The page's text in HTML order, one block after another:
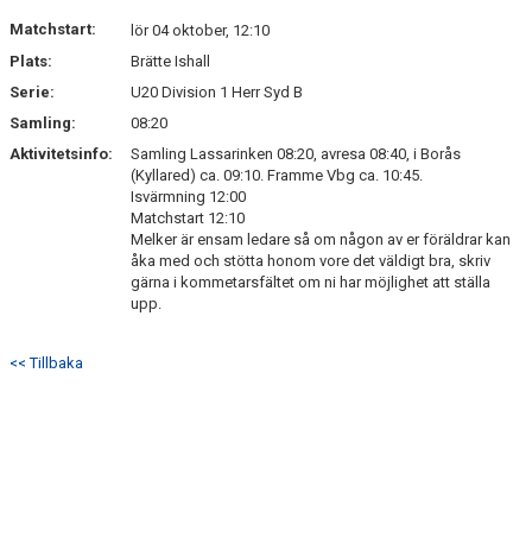
Matchstart:
lör 04 oktober, 12:10
Plats:
Brätte Ishall
Serie:
U20 Division 1 Herr Syd B
Samling:
08:20
Aktivitetsinfo:
Samling Lassarinken 08:20, avresa 08:40, i Borås
(Kyllared) ca. 09:10. Framme Vbg ca. 10:45.
Isvärmning 12:00
Matchstart 12:10
Melker är ensam ledare så om någon av er föräldrar kan
åka med och stötta honom vore det väldigt bra, skriv
gärna i kommetarsfältet om ni har möjlighet att ställa
upp.
<< Tillbaka